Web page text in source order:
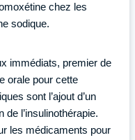
chez les
sodique.
immédiats, premier de
orale pour cette
sont l’ajout d’un
de l’insulinothérapie.
les médicaments pour